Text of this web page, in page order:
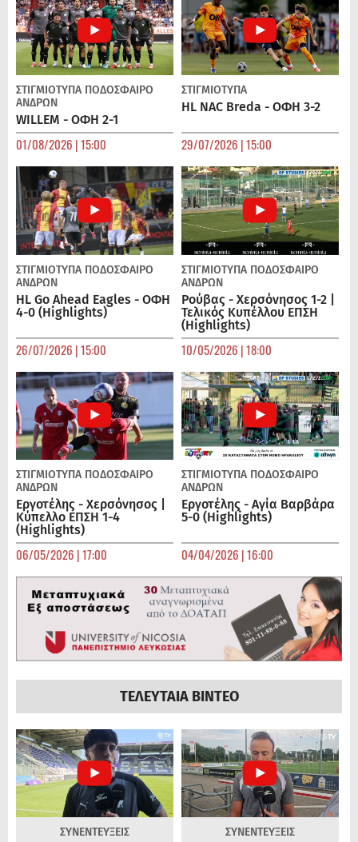
ΣΤΙΓΜΙΟΤΥΠΑ ΠΟΔΌΣΦΑΙΡΟ
ΑΝΔΡΏΝ
WILLEM - ΟΦΗ 2-1
01/08/2026 | 15:00
ΣΤΙΓΜΙΟΤΥΠΑ
HL NAC Breda - ΟΦΗ 3-2
29/07/2026 | 15:00
ΣΤΙΓΜΙΟΤΥΠΑ ΠΟΔΌΣΦΑΙΡΟ
ΑΝΔΡΏΝ
HL Go Ahead Eagles - ΟΦΗ
4-0 (Highlights)
26/07/2026 | 15:00
ΣΤΙΓΜΙΟΤΥΠΑ ΠΟΔΌΣΦΑΙΡΟ
ΑΝΔΡΏΝ
Ρούβας - Χερσόνησος 1-2 |
Τελικός Κυπέλλου ΕΠΣΗ
(Highlights)
10/05/2026 | 18:00
ΣΤΙΓΜΙΟΤΥΠΑ ΠΟΔΌΣΦΑΙΡΟ
ΑΝΔΡΏΝ
Εργοτέλης - Χερσόνησος |
Κύπελλο ΕΠΣΗ 1-4
(Highlights)
06/05/2026 | 17:00
ΣΤΙΓΜΙΟΤΥΠΑ ΠΟΔΌΣΦΑΙΡΟ
ΑΝΔΡΏΝ
Εργοτέλης - Αγία Βαρβάρα
5-0 (Highlights)
04/04/2026 | 16:00
ΤΕΛΕΥΤΑΙΑ ΒΙΝΤΕΟ
ΣΥΝΕΝΤΕΥΞΕΙΣ ΣΥΝΕΝΤΕΥΞΕΙΣ